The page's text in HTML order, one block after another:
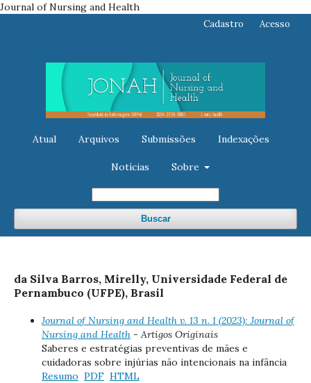
Journal of Nursing and Health
Atual Arquivos Submissões Indexações
Notícias Sobre
Buscar
Cadastro Acesso
da Silva Barros, Mirelly, Universidade Federal de
Pernambuco (UFPE), Brasil
Journal of Nursing and Health v. 13 n. 1 (2023): Journal of
Nursing and Health - Artigos Originais
Saberes e estratégias preventivas de mães e
cuidadoras sobre injúrias não intencionais na infância
Resumo PDF HTML